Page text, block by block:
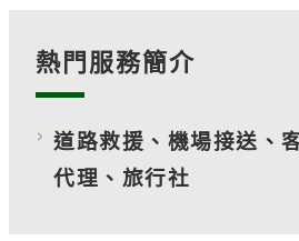
熱門服務簡介
道路救援、機場接送、
代理、旅行社